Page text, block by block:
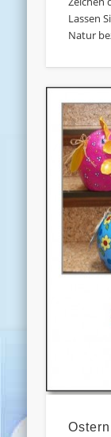
Lassen
Natur